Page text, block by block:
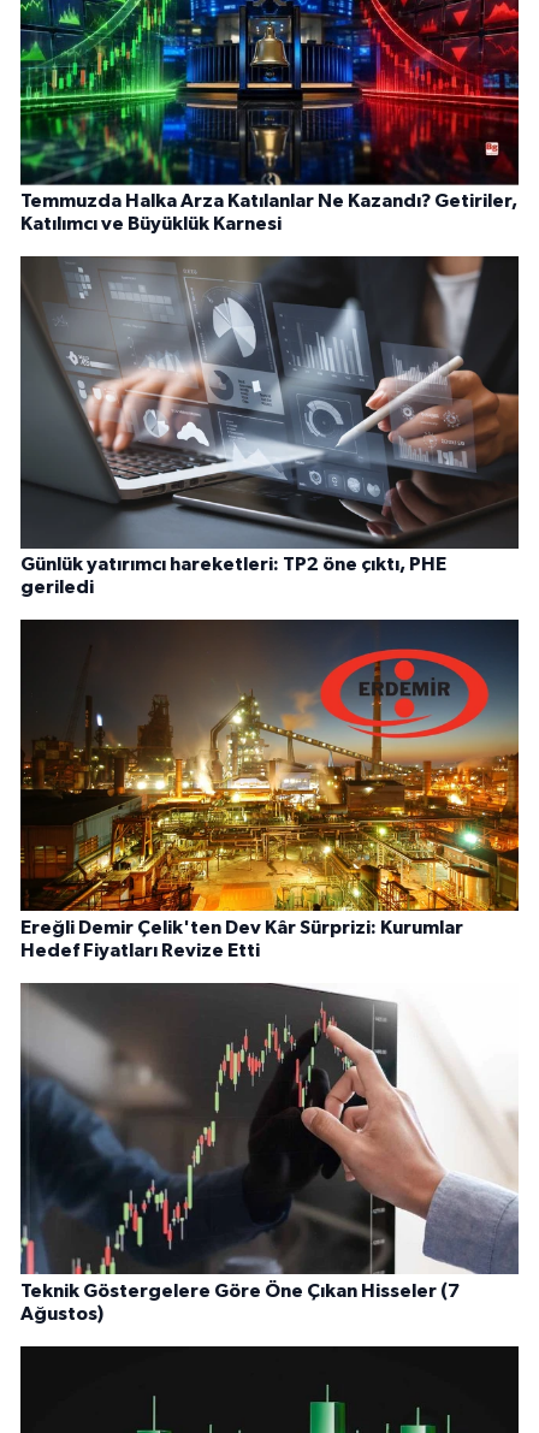
Temmuzda Halka Arza Katılanlar Ne Kazandı? Getiriler,
Katılımcı ve Büyüklük Karnesi
Günlük yatırımcı hareketleri: TP2 öne çıktı, PHE
geriledi
Ereğli Demir Çelik'ten Dev Kâr Sürprizi: Kurumlar
Hedef Fiyatları Revize Etti
Teknik Göstergelere Göre Öne Çıkan Hisseler (7
Ağustos)